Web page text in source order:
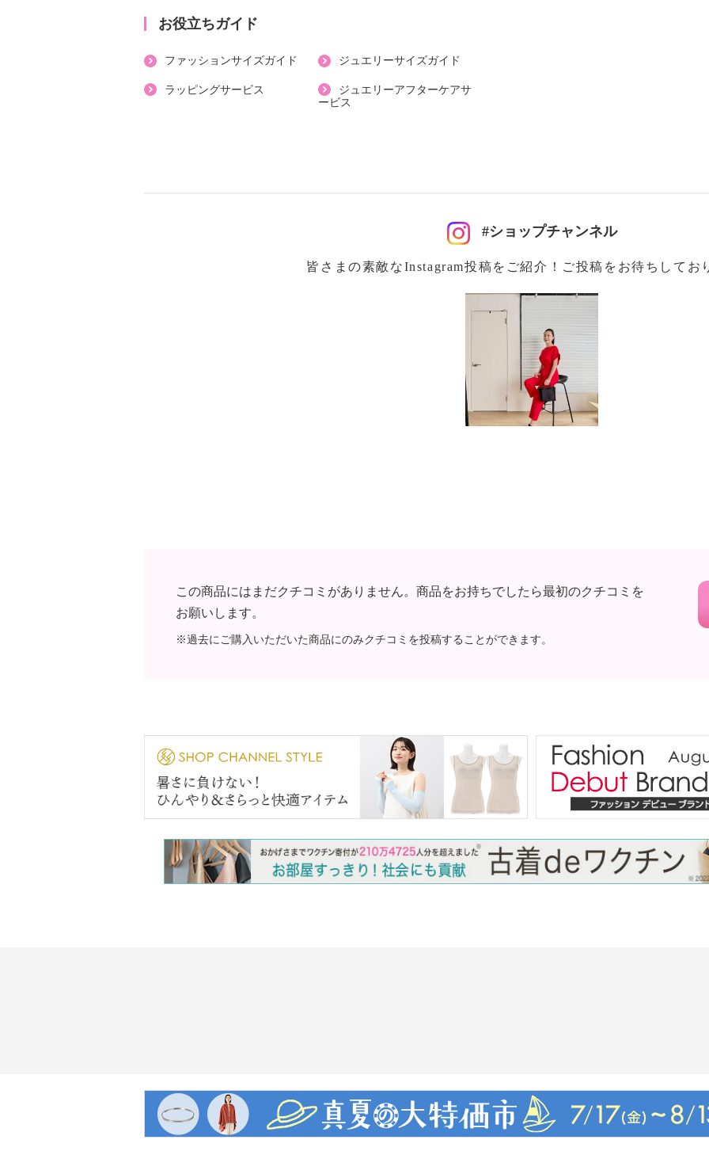
【メンテナンス（絵表示ラベル）】
・漂白処理：塩素系・酸素系漂白不可
・タンブル乾燥：不可
お役立ちガイド
ファッションサイズガイド ジュエリーサイズガイド
ラッピングサービス
ジュエリーアフターケアサ
ービス
#ショップチャンネル
皆さまの素敵なInstagram投稿をご紹介！ご投稿をお待ちしてお
この商品にはまだクチコミがありません。商品をお持ちでしたら最初のクチコミを
お願いします。
※過去にご購入いただいた商品にのみクチコミを投稿することができます。